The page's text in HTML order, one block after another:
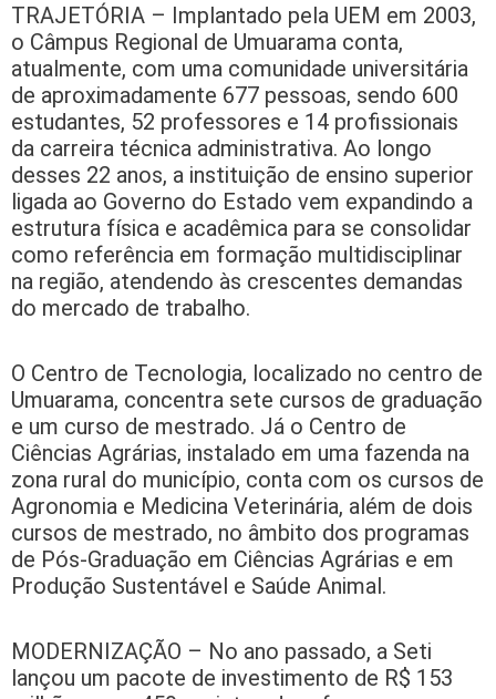
TRAJETÓRIA – Implantado pela UEM em 2003,
o Câmpus Regional de Umuarama conta,
atualmente, com uma comunidade universitária
de aproximadamente 677 pessoas, sendo 600
estudantes, 52 professores e 14 profissionais
da carreira técnica administrativa. Ao longo
desses 22 anos, a instituição de ensino superior
ligada ao Governo do Estado vem expandindo a
estrutura física e acadêmica para se consolidar
como referência em formação multidisciplinar
na região, atendendo às crescentes demandas
do mercado de trabalho.
O Centro de Tecnologia, localizado no centro de
Umuarama, concentra sete cursos de graduação
e um curso de mestrado. Já o Centro de
Ciências Agrárias, instalado em uma fazenda na
zona rural do município, conta com os cursos de
Agronomia e Medicina Veterinária, além de dois
cursos de mestrado, no âmbito dos programas
de Pós-Graduação em Ciências Agrárias e em
Produção Sustentável e Saúde Animal.
MODERNIZAÇÃO – No ano passado, a Seti
lançou um pacote de investimento de R$ 153